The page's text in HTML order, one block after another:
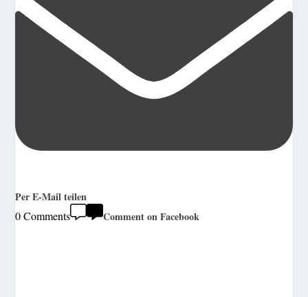
Per E-Mail teilen
0 Comments
Comment on Facebook